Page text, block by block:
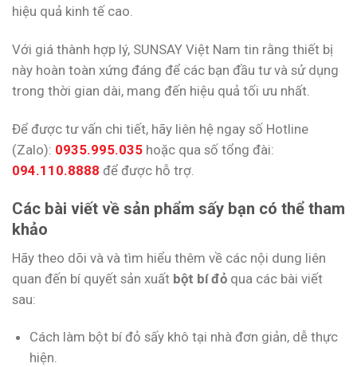
hiệu quả kinh tế cao.
Với giá thành hợp lý, SUNSAY Việt Nam tin rằng thiết bị
này hoàn toàn xứng đáng để các bạn đầu tư và sử dụng
trong thời gian dài, mang đến hiệu quả tối ưu nhất.
Để được tư vấn chi tiết, hãy liên hệ ngay số Hotline
(Zalo): 0935.995.035 hoặc qua số tổng đài:
094.110.8888 để được hỗ trợ.
Các bài viết về sản phẩm sấy bạn có thể tham
khảo
Hãy theo dõi và và tìm hiểu thêm về các nội dung liên
quan đến bí quyết sản xuất bột bí đỏ qua các bài viết
sau:
Cách làm bột bí đỏ sấy khô tại nhà đơn giản, dễ thực
hiện.